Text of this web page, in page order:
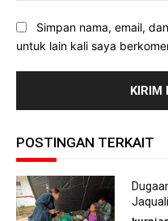
Simpan nama, email,
untuk lain kali saya
POSTINGAN TERKAIT